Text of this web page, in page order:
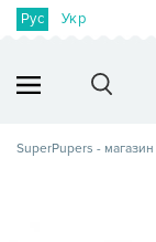
Рус Укр
SuperPupers -